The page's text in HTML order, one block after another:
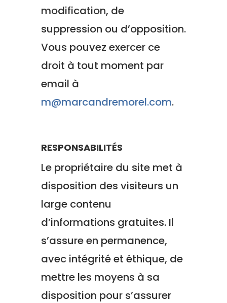
modification, de
suppression ou d’opposition.
Vous pouvez exercer ce
droit à tout moment par
email à
m@marcandremorel.com.
RESPONSABILITÉS
Le propriétaire du site met à
disposition des visiteurs un
large contenu
d’informations gratuites. Il
s’assure en permanence,
avec intégrité et éthique, de
mettre les moyens à sa
disposition pour s’assurer